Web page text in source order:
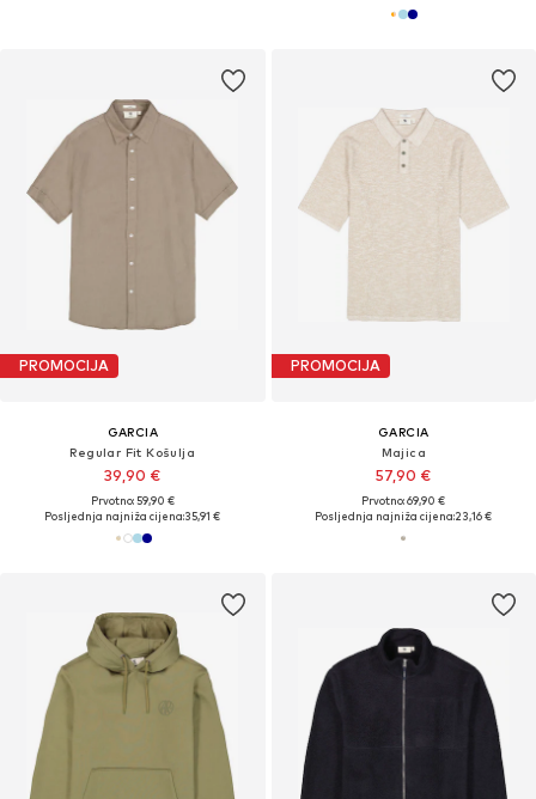
PROMOCIJA
GARCIA
Regular Fit Košulja
39,90 €
Prvotno: 59,90 €
Posljednja najniža cijena:35,91 €
PROMOCIJA
GARCIA
Majica
57,90 €
Prvotno: 69,90 €
Posljednja najniža cijena:23,16 €